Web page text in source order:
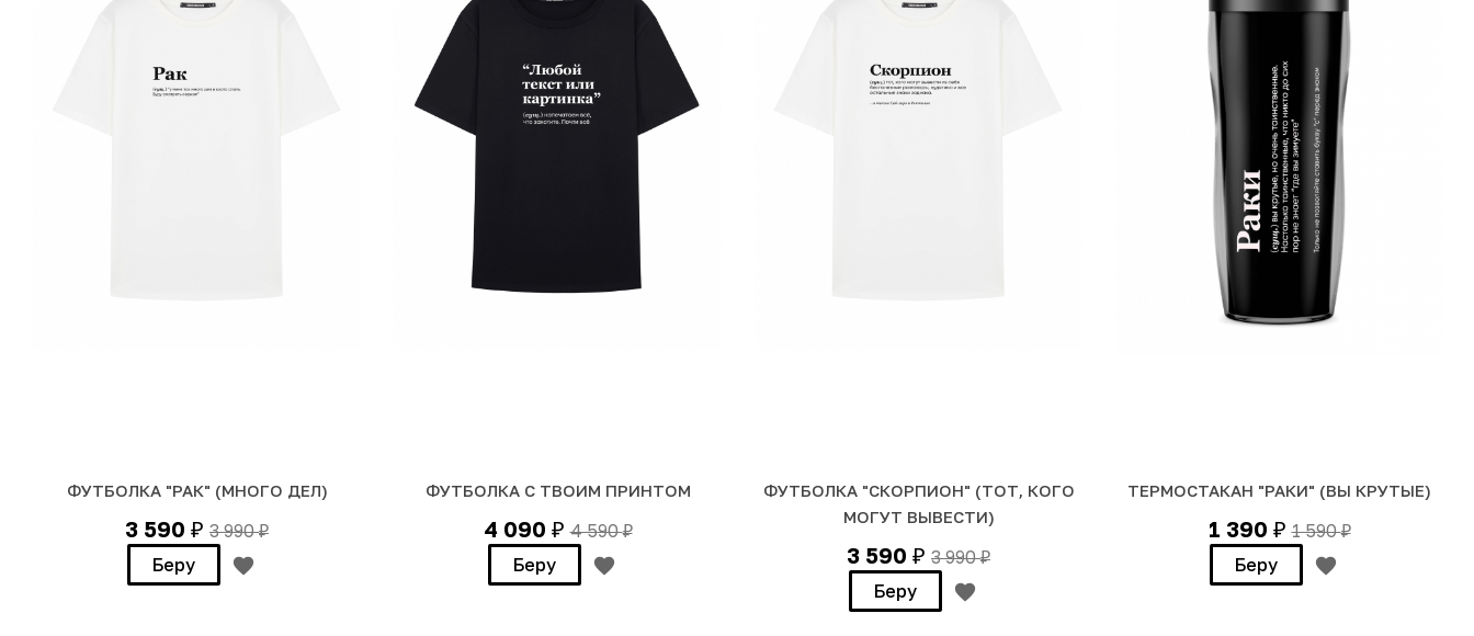
ФУТБОЛКА "РАК" (МНОГО ДЕЛ)
3 590 ₽ 3 990₽
Беру
ФУТБОЛКА С ТВОИМ ПРИНТОМ
4 090 ₽ 4 590₽
Беру
ФУТБОЛКА "СКОРПИОН" (ТОТ, КОГО
МОГУТ ВЫВЕСТИ)
3 590 ₽ 3 990₽
Беру
ТЕРМОСТАКАН "РАКИ" (ВЫ КРУТЫЕ)
1 390 ₽ 1 590₽
Беру